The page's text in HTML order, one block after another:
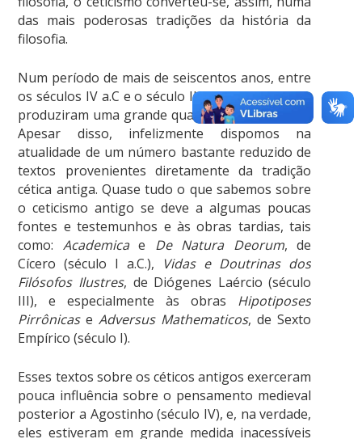
das mais poderosas tradições da história da
filosofia.
Num período de mais de seiscentos anos, entre
os séculos IV a.C e o século II, os céticos gregos
produziram uma grande quantidade de escritos.
Apesar disso, infelizmente dispomos na
atualidade de um número bastante reduzido de
textos provenientes diretamente da tradição
cética antiga. Quase tudo o que sabemos sobre
o ceticismo antigo se deve a algumas poucas
fontes e testemunhos e às obras tardias, tais
como: Academicae De Natura Deorum, de
Cícero (século I a.C.),
Vidas e Doutrinas dos
Filósofos Ilustres, de Diógenes Laércio (século
III), e especialmente às obras Hipotiposes
PirrônicaseAdversus Mathematicos, de Sexto
Empírico (século I).
Esses textos sobre os céticos antigos exerceram
pouca influência sobre o pensamento medieval
posterior a Agostinho (século IV), e, na verdade,
eles estiveram em grande medida inacessíveis